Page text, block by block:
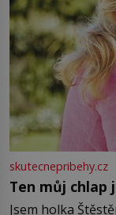
skutecnepribehy.cz
Ten můj chlap
Jsem holka